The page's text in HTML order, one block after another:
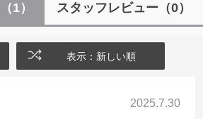
（1） スタッフレビュー （0）
表示：新しい順
2025.7.30